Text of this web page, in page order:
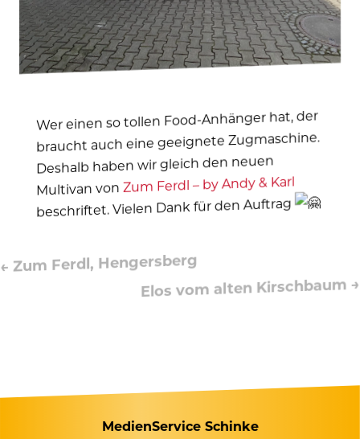
Wer einen so tollen Food-Anhänger hat, der
braucht auch eine geeignete Zugmaschine.
Deshalb haben wir gleich den neuen
Multivan von Zum Ferdl – by Andy & Karl
beschriftet. Vielen Dank für den Auftrag
←Zum Ferdl, Hengersberg
Elos vom alten Kirschbaum →
MedienService Schinke